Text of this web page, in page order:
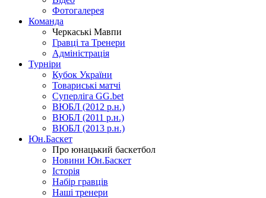
Фотогалерея
Команда
Черкаські Мавпи
Гравці та Тренери
Адміністрація
Турніри
Кубок України
Товариські матчі
Суперліга GG.bet
ВЮБЛ (2012 р.н.)
ВЮБЛ (2011 р.н.)
ВЮБЛ (2013 р.н.)
Юн.Баскет
Про юнацький баскетбол
Новини Юн.Баскет
Історія
Набір гравців
Наші тренери